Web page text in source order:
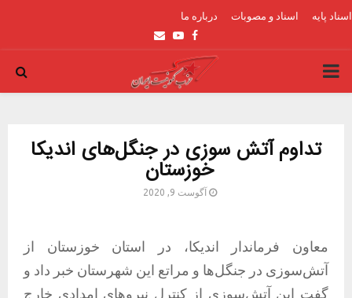
اسناد پایه اسناد و مصوبات درباره ما
Facebook
Youtube
Email
PRIMARY
تداوم آتش سوزی در جنگل‌های اندیکا
خوزستان
آگوست 9, 2020
معاون فرماندار اندیکا، در استان خوزستان از
آتش‌سوزی در جنگل‌ها و مراتع این شهرستان خبر داد و
گفت این آتش‌سوزی از کنترل نیروهای امدادی خارج